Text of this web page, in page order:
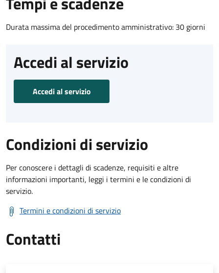
Durata massima del procedimento amministrativo: 30 giorni
Accedi al servizio
Accedi al servizio
Condizioni di servizio
Per conoscere i dettagli di scadenze, requisiti e altre
informazioni importanti, leggi i termini e le condizioni di
servizio.
Termini e condizioni di servizio
Contatti